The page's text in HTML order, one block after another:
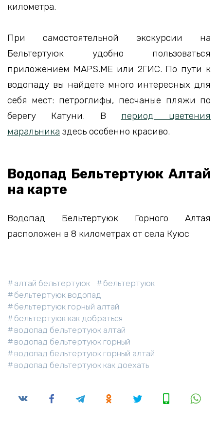
километра.
При самостоятельной экскурсии на
Бельтертуюк удобно пользоваться
приложением MAPS.ME или 2ГИС. По пути к
водопаду вы найдете много интересных для
себя мест: петроглифы, песчаные пляжи по
берегу Катуни. В период цветения
маральника здесь особенно красиво.
Водопад Бельтертуюк Алтай
на карте
Водопад Бельтертуюк Горного Алтая
расположен в 8 километрах от села Куюс
алтай бельтертуюк
бельтертуюк
бельтертуюк водопад
бельтертуюк горный алтай
бельтертуюк как добраться
водопад бельтертуюк алтай
водопад бельтертуюк горный
водопад бельтертуюк горный алтай
водопад бельтертуюк как доехать